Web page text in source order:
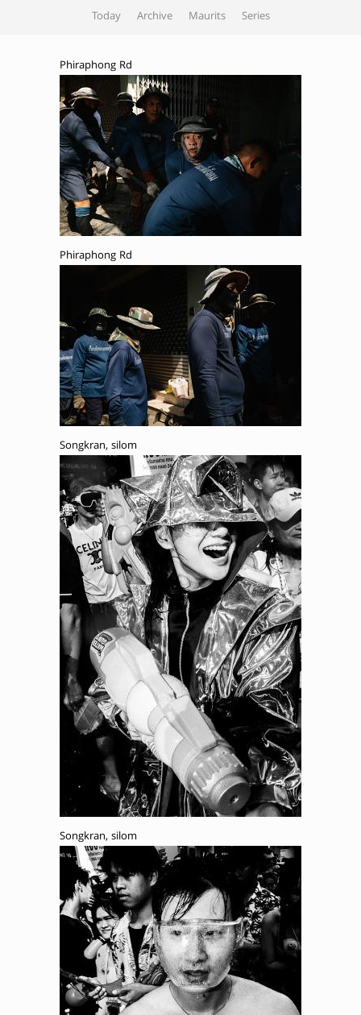
Today Archive Maurits Series
Phiraphong Rd
Phiraphong Rd
Songkran, silom
Songkran, silom